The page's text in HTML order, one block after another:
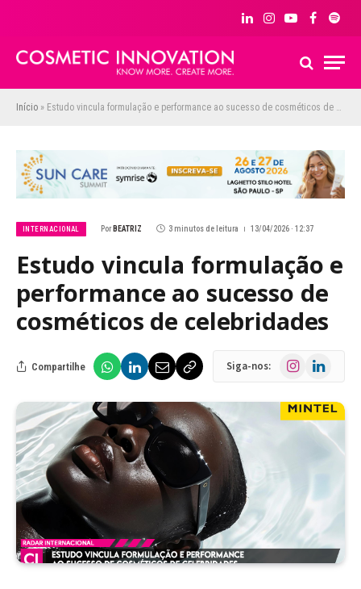
LinkedInInstagram
YouTubeFacebook
Início » Estudo vincula formulação e performance ao sucesso de cosméticos de celebridades
INTERNACIONAL Por BEATRIZ 3 minutos de leitura 13/04/2026 · 12:37
Estudo vincula formulação e
performance ao sucesso de
cosméticos de celebridades
Compartilhe Siga-nos: InstagramLinkedIn